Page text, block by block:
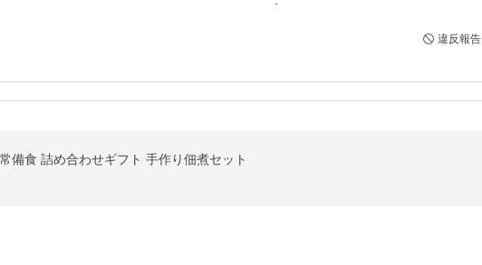
-
違反報告
備食 詰め合わせギフト 手作り佃煮セット